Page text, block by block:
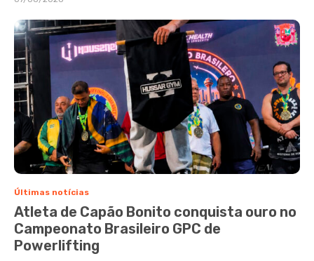
Últimas notícias
Atleta de Capão Bonito conquista ouro no
Campeonato Brasileiro GPC de
Powerlifting